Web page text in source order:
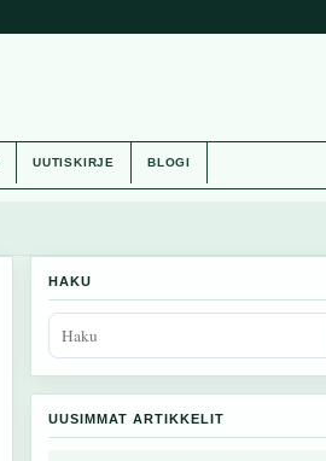
UUTISKIRJE BLOGI
HAKU
UUSIMMAT ARTIKKELIT